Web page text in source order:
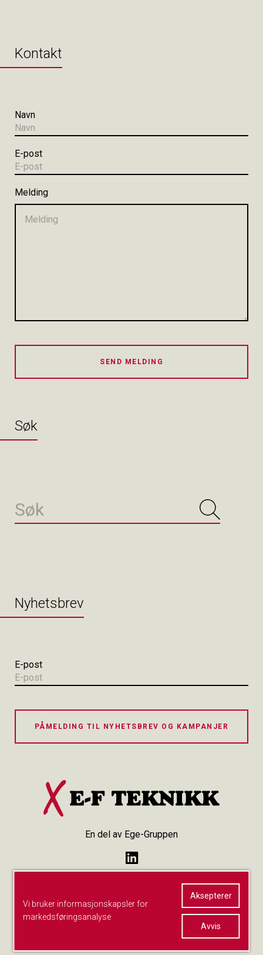
Kontakt
Navn
E-post
Melding
SEND MELDING
Søk
Nyhetsbrev
E-post
PÅMELDING TIL NYHETSBREV OG KAMPANJER
En del av Ege-Gruppen
Vi bruker informasjonskapsler for
markedsføringsanalyse
Aksepterer
Avvis